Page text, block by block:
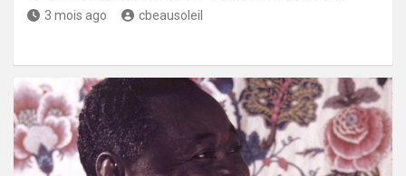
3 mois ago cbeausoleil